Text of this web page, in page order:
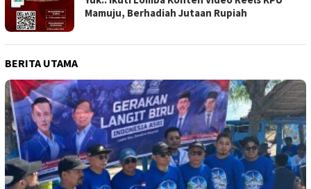
Mamuju, Berhadiah Jutaan Rupiah
BERITA UTAMA